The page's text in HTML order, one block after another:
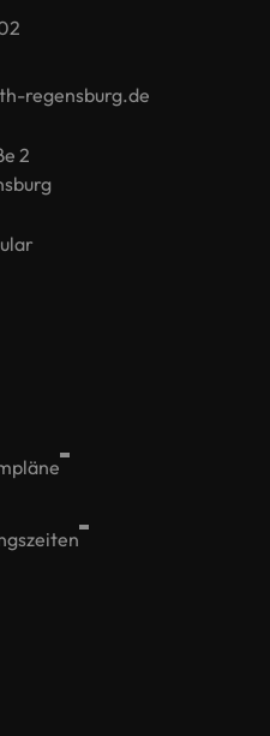
regensburg.de
2